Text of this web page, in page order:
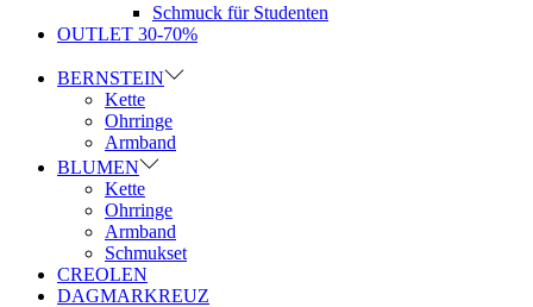
Schmuck für Studenten
OUTLET 30-70%
BERNSTEIN
Kette
Ohrringe
Armband
BLUMEN
Kette
Ohrringe
Armband
Schmukset
CREOLEN
DAGMARKREUZ